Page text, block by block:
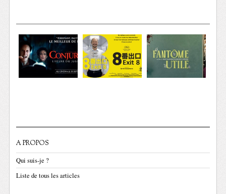
A PROPOS
Qui suis-je ?
Liste de tous les articles